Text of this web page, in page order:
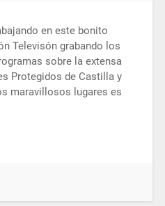
en este bonito
Televisón grabando los
sobre la extensa
Protegidos de Castilla y
maravillosos lugares es